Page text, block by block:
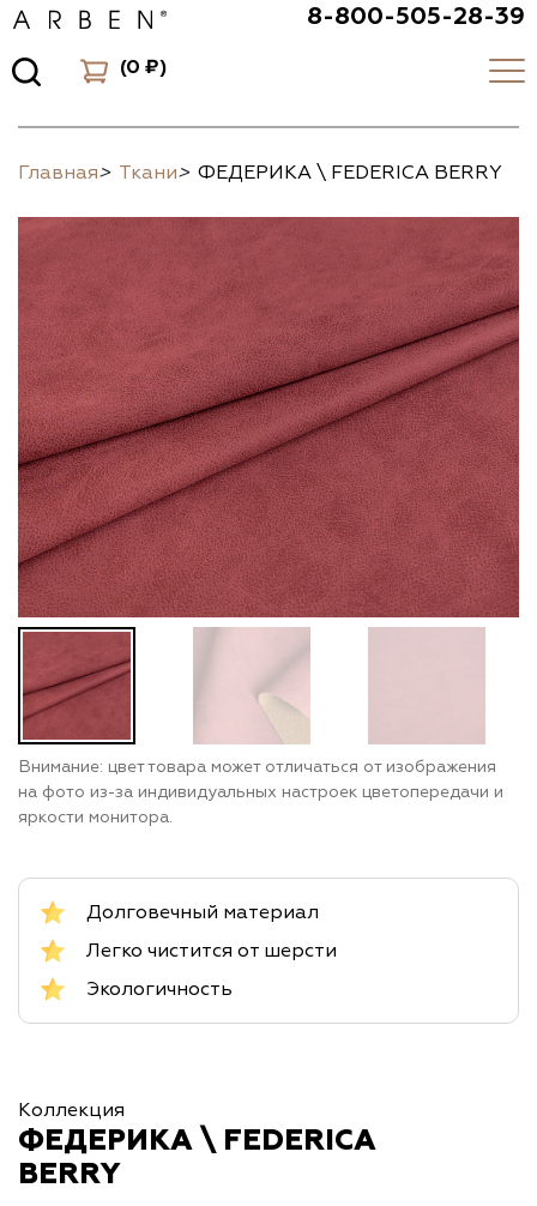
8-800-505-28-39
(0 ₽)
Главная> Ткани> ФЕДЕРИКА \ FEDERICA BERRY
Внимание: цвет товара может отличаться от изображения
на фото из-за индивидуальных настроек цветопередачи и
яркости монитора.
Долговечный материал
Легко чистится от шерсти
Экологичность
Коллекция
ФЕДЕРИКА \ FEDERICA
BERRY